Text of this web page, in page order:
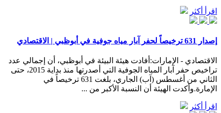
اقرأ أكثر
إصدار 631 ترخيصاً لحفر آبار مياه جوفية في أبوظبي | الاقتصادي
الاقتصادي - الإمارات:أفادت هيئة البيئة في أبوظبي، أن إجمالي عدد
تراخيص حفر آبار المياه الجوفية التي أصدرتها منذ بداية 2015، حتى
الثاني من أغسطس (‏آب) الجاري، بلغت 631 ترخيصاً في
الإمارة.وأكدت الهيئة أن النسبة الأكبر من ...
اقرأ أكثر